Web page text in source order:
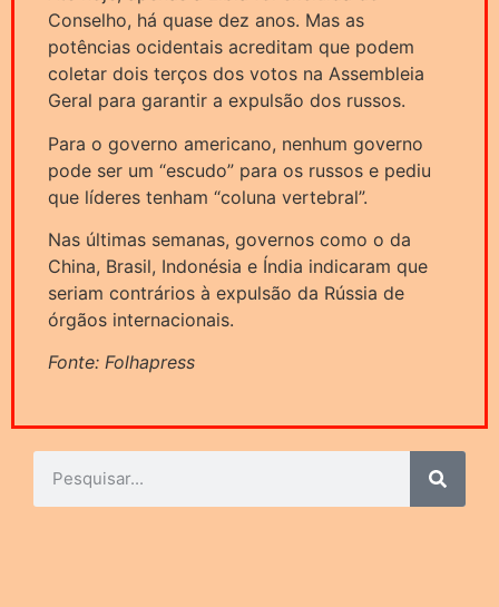
Conselho, há quase dez anos. Mas as
potências ocidentais acreditam que podem
coletar dois terços dos votos na Assembleia
Geral para garantir a expulsão dos russos.
Para o governo americano, nenhum governo
pode ser um “escudo” para os russos e pediu
que líderes tenham “coluna vertebral”.
Nas últimas semanas, governos como o da
China, Brasil, Indonésia e Índia indicaram que
seriam contrários à expulsão da Rússia de
órgãos internacionais.
Fonte: Folhapress